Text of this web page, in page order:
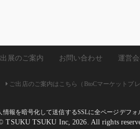
展のご案内 お問い合わせ 運営
ご出店のご案内はこちら（BtoCマーケットプ
報を暗号化して送信するSSLに全ページデフ
TSUKU TSUKU Inc, 2026. All rights